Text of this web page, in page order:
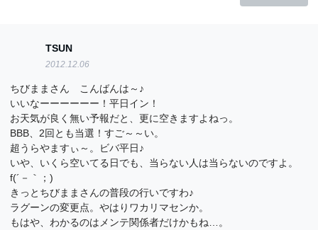
TSUN
2012.12.06
ちびままさん こんばんは～♪
いいなーーーーーー！平日イン！
お天気が良く無い予報だと、更に空きますよねっ。
BBB、2回とも当選！すご～～い。
超うらやますぃ～。ビバ平日♪
いや、いくら空いてる日でも、当らない人は当らないのですよ。
f(´－｀；)
きっとちびままさんの普段の行いですわ♪
ラグーンの変更点。やはりワカリマセンか。
もはや、わかるのはメンテ関係者だけかもね…。